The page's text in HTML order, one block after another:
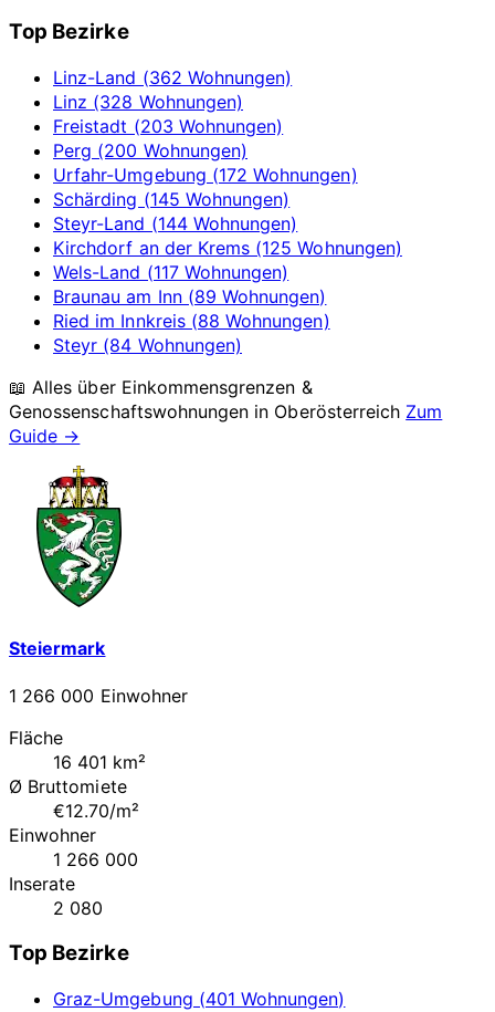
Top Bezirke
Linz-Land (362 Wohnungen)
Linz (328 Wohnungen)
Freistadt (203 Wohnungen)
Perg (200 Wohnungen)
Urfahr-Umgebung (172 Wohnungen)
Schärding (145 Wohnungen)
Steyr-Land (144 Wohnungen)
Kirchdorf an der Krems (125 Wohnungen)
Wels-Land (117 Wohnungen)
Braunau am Inn (89 Wohnungen)
Ried im Innkreis (88 Wohnungen)
Steyr (84 Wohnungen)
📖 Alles über Einkommensgrenzen &
Genossenschaftswohnungen in Oberösterreich Zum
Guide →
Steiermark
1 266 000 Einwohner
Fläche
16 401 km²
Ø Bruttomiete
€12.70/m²
Einwohner
1 266 000
Inserate
2 080
Top Bezirke
Graz-Umgebung (401 Wohnungen)